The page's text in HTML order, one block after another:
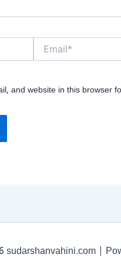
and website in this browser
sudarshanvahini.com |